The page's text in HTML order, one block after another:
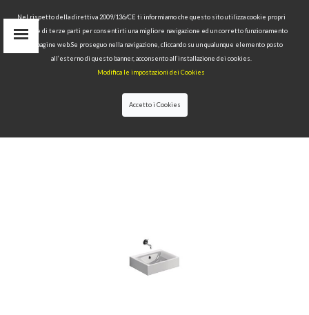
COLLECTIONS>CENTO>WASHBASINS
Nel rispetto della direttiva 2009/136/CE ti informiamo che questo sito utilizza cookie propri
tecnici e di terze parti per consentirti una migliore navigazione ed un corretto funzionamento
delle pagine web.Se proseguo nella navigazione, cliccando su un qualunque elemento posto
all’esterno di questo banner, acconsento all’installazione dei cookies.
Modifica le impostazioni dei Cookies
Accetto i Cookies